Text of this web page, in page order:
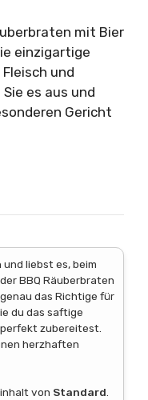
mit Bier
einzigartige
und
es aus und
Gericht
liebst es, beim
BBQ Räuberbraten
das Richtige für
du das saftige
perfekt zubereitest.
herzhaften
von Standard.